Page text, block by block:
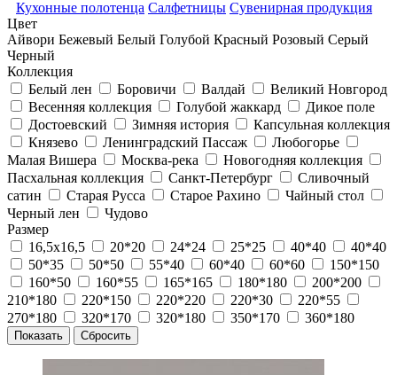
Кухонные полотенца Салфетницы Сувенирная продукция
Цвет
Айвори Бежевый Белый Голубой Красный Розовый Серый
Черный
Коллекция
Белый лен
Боровичи Валдай
Великий Новгород
Весенняя коллекция
Голубой жаккард
Дикое поле
Достоевский
Зимняя история
Капсульная коллекция
Князево
Ленинградский Пассаж
Любогорье
Малая Вишера
Москва-река
Новогодняя коллекция
Пасхальная коллекция
Санкт-Петербург
Сливочный
сатин
Старая Русса Старое Рахино
Чайный стол
Черный лен
Чудово
Размер
16,5х16,5
20*20 24*24 25*25 40*40
40*40
50*35
50*50 55*40 60*40 60*60
150*150
160*50
160*55 165*165 180*180
200*200
210*180
220*150 220*220 220*30
220*55
270*180
320*170 320*180 350*170 360*180